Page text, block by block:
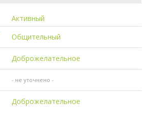
Активный
Общительный
Доброжелательное
- не уточнено -
Доброжелательное